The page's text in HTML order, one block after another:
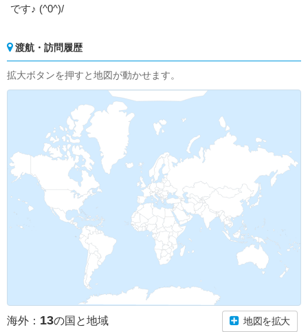
です♪ (^0^)/
渡航・訪問履歴
拡大ボタンを押すと地図が動かせます。
海外： 13の国と地域 地図を拡大